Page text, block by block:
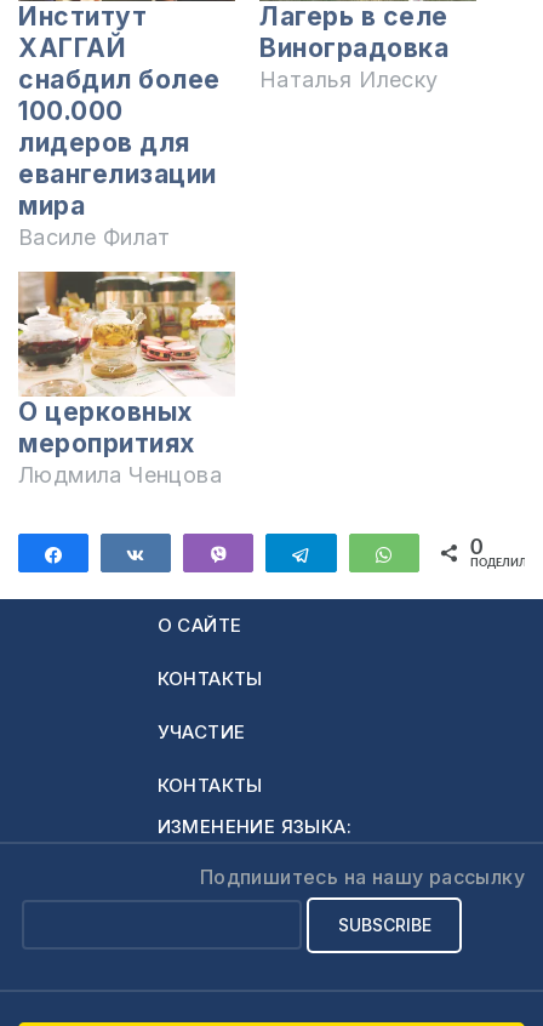
Институт
ХАГГАЙ
снабдил более
100.000
лидеров для
евангелизации
мира
Василе Филат
Лагерь в селе
Виноградовка
Наталья Илеску
О церковных
меропритиях
Людмила Ченцова
ПоделитьсяПоделиться Telegram WhatsApp
0
О САЙТЕ
КОНТАКТЫ
УЧАСТИЕ
КОНТАКТЫ
ИЗМЕНЕНИЕ ЯЗЫКА:
Подпишитесь на нашу рассылку